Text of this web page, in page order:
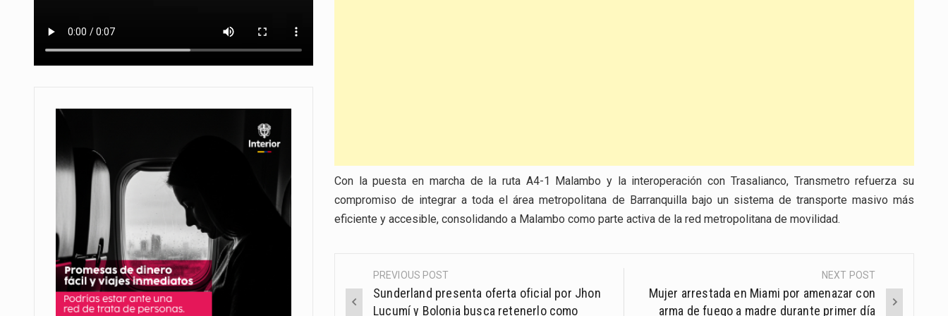
Con la puesta en marcha de la ruta A4-1 Malambo y la interoperación con Trasalianco, Transmetro refuerza su
compromiso de integrar a toda el área metropolitana de Barranquilla bajo un sistema de transporte masivo más
eficiente y accesible, consolidando a Malambo como parte activa de la red metropolitana de movilidad.
Post
navigation
PREVIOUS POST
Sunderland presenta oferta oficial por Jhon
Lucumí y Bolonia busca retenerlo como
NEXT POST
Mujer arrestada en Miami por amenazar con
arma de fuego a madre durante primer día